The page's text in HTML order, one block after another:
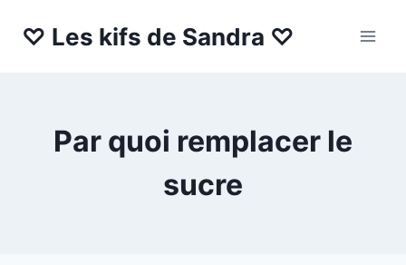
♡ Les kifs de Sandra ♡
Par quoi remplacer le
sucre